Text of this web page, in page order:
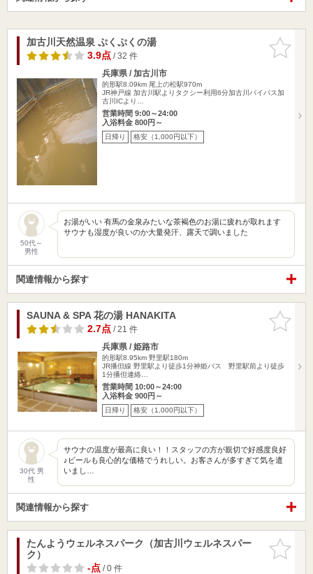
お気に入
りに追加
加古川天然温泉 ぷくぷくの湯
3.9点/ 32 件
兵庫県 / 加古川市
的形駅8.09km 尾上の松駅970m
JR神戸線 加古川駅よりタクシー利用6分加古川バイパス加
古川ICより…
営業時間 9:00～24:00
入浴料金 800円～
日帰り 格安（1,000円以下）
50代～
男性
お湯がいい 有馬の金泉みたいな茶褐色のお湯に疲れが取れます
サウナも湿度が良いのか大量発汗、露天で調いました
関連情報から探す
お気に入
りに追加
SAUNA & SPA 花の湯 HANAKITA
2.7点/ 21 件
兵庫県 / 姫路市
的形駅8.95km 野里駅180m
JR播但線 野里駅より徒歩1分神姫バス 野里駅前より徒歩
1分播但連絡…
営業時間 10:00～24:00
入浴料金 900円～
日帰り 格安（1,000円以下）
30代 男
性
サウナの温度が最高に良い！！スタッフの方が親切で好感度良好
♪ビールも良心的な価格でうれしい。お客さんが多すぎて気を遣
いまし…
関連情報から探す
お気に入
りに追加
たんようウェルネスパーク（加古川ウェルネスパー
ク）
-点/ 0 件